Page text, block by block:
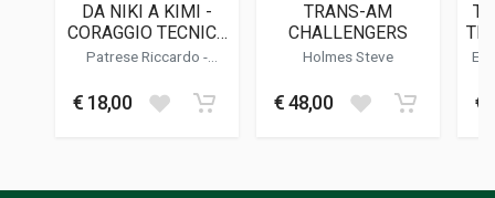
DATA DI STAMPA
02/2024
30 x 30 x 3 cm
DA NIKI A KIMI -
CORAGGIO TECNICA
E PASSIONE NELLA
Patrese Riccardo -
€ 18,00
TRANS-AM
CHALLENGERS
Holmes Steve
€ 48,00 €